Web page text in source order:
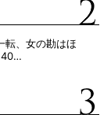
転、女の勘はほ
40…